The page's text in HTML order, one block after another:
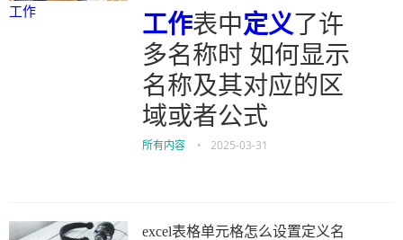
工作 工作表中定义了许
多名称时 如何显示
名称及其对应的区
域或者公式
所有内容 • 2025-03-31
excel表格单元格怎么设置定义名